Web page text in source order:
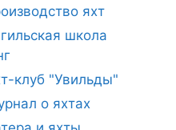
яхт
школа
клуб "Увильды"
о яхтах